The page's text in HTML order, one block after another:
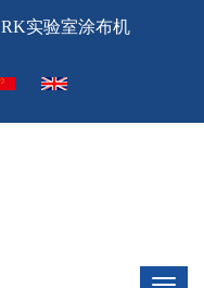
实验室涂布机